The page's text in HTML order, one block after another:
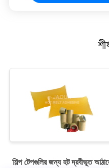
শিল্প টেপগুলির জন্য হট দ্রবীভূত